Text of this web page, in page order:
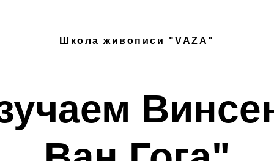
Школа живописи "VAZA"